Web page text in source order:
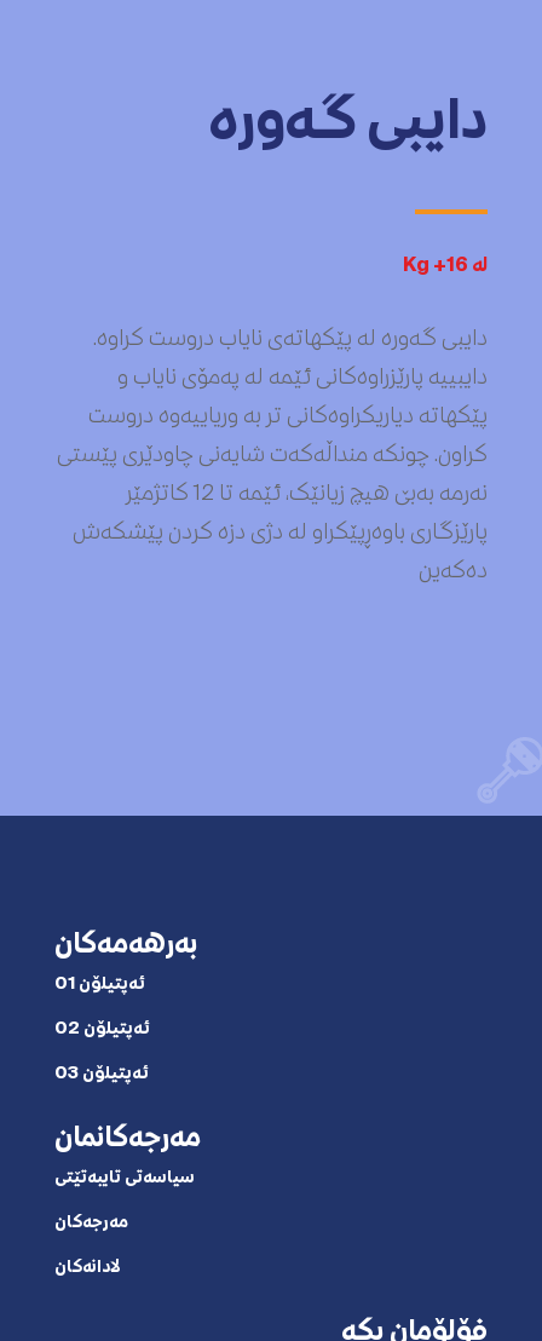
دایبی گەورە
لە 16+ Kg
دایبی گەورە لە پێکهاتەی نایاب دروست کراوە.
دایبییە پارێزراوەکانی ئێمە لە پەمۆی نایاب و
پێکهاتە دیاریکراوەکانی تر بە وریاییەوە دروست
کراون. چونکە منداڵەکەت شایەنی چاودێری پێستی
نەرمە بەبێ هیچ زیانێک، ئێمە تا 12 کاتژمێر
پارێزگاری باوەڕپێکراو لە دژی دزە کردن پێشکەش
دەکەین
بەرهەمەکان
ئەپتیلۆن 01
ئەپتیلۆن 02
ئەپتیلۆن 03
مەرجەکانمان
سیاسەتی تایبەتێتی
مەرجەکان
لادانەکان